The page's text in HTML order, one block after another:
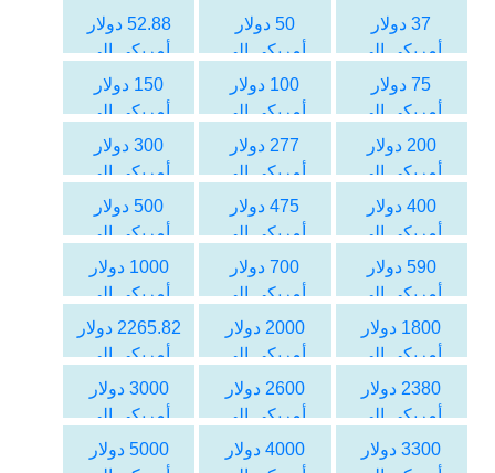
الليرة التركية
الليرة التركية
الليرة التركية
37 دولار
أمريكي الى
الليرة التركية
50 دولار
أمريكي الى
الليرة التركية
52.88 دولار
أمريكي الى
الليرة التركية
75 دولار
أمريكي الى
الليرة التركية
100 دولار
أمريكي الى
الليرة التركية
150 دولار
أمريكي الى
الليرة التركية
200 دولار
أمريكي الى
الليرة التركية
277 دولار
أمريكي الى
الليرة التركية
300 دولار
أمريكي الى
الليرة التركية
400 دولار
أمريكي الى
الليرة التركية
475 دولار
أمريكي الى
الليرة التركية
500 دولار
أمريكي الى
الليرة التركية
590 دولار
أمريكي الى
الليرة التركية
700 دولار
أمريكي الى
الليرة التركية
1000 دولار
أمريكي الى
الليرة التركية
1800 دولار
أمريكي الى
الليرة التركية
2000 دولار
أمريكي الى
الليرة التركية
2265.82 دولار
أمريكي الى
الليرة التركية
2380 دولار
أمريكي الى
الليرة التركية
2600 دولار
أمريكي الى
الليرة التركية
3000 دولار
أمريكي الى
الليرة التركية
3300 دولار
4000 دولار
5000 دولار